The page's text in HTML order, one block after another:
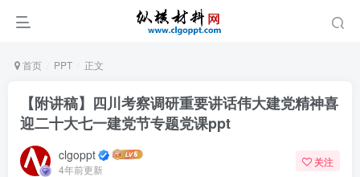
首页 PPT 正文
【附讲稿】四川考察调研重要讲话伟大建党精神喜
迎二十大七一建党节专题党课ppt
clgoppt
4年前更新
关注